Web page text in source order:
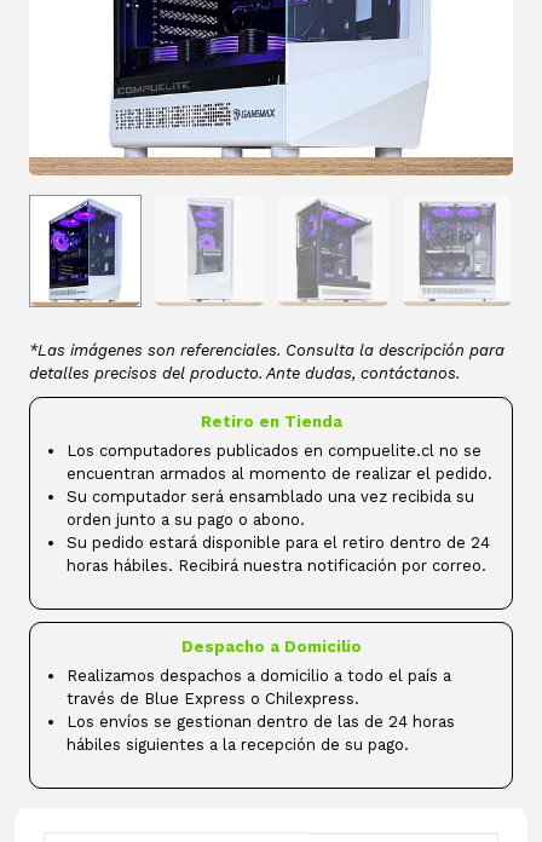
*Las imágenes son referenciales. Consulta la descripción para
detalles precisos del producto. Ante dudas, contáctanos.
Retiro en Tienda
Los computadores publicados en compuelite.cl no se
encuentran armados al momento de realizar el pedido.
Su computador será ensamblado una vez recibida su
orden junto a su pago o abono.
Su pedido estará disponible para el retiro dentro de 24
horas hábiles. Recibirá nuestra notificación por correo.
Despacho a Domicilio
Realizamos despachos a domicilio a todo el país a
través de Blue Express o Chilexpress.
Los envíos se gestionan dentro de las de 24 horas
hábiles siguientes a la recepción de su pago.